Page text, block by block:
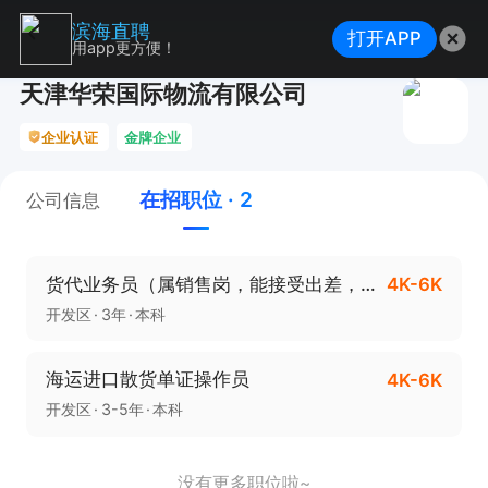
天津华荣国际物流有限公司
企业认证 金牌企业
公司信息 在招职位 · 2
货代业务员（属销售岗，能接受出差，五险一金+周末双休+高额利润提成） 4K-6K
开发区 3年 本科
海运进口散货单证操作员 4K-6K
开发区 3-5年 本科
没有更多职位啦~
滨海直聘
用app更方便！ 打开APP